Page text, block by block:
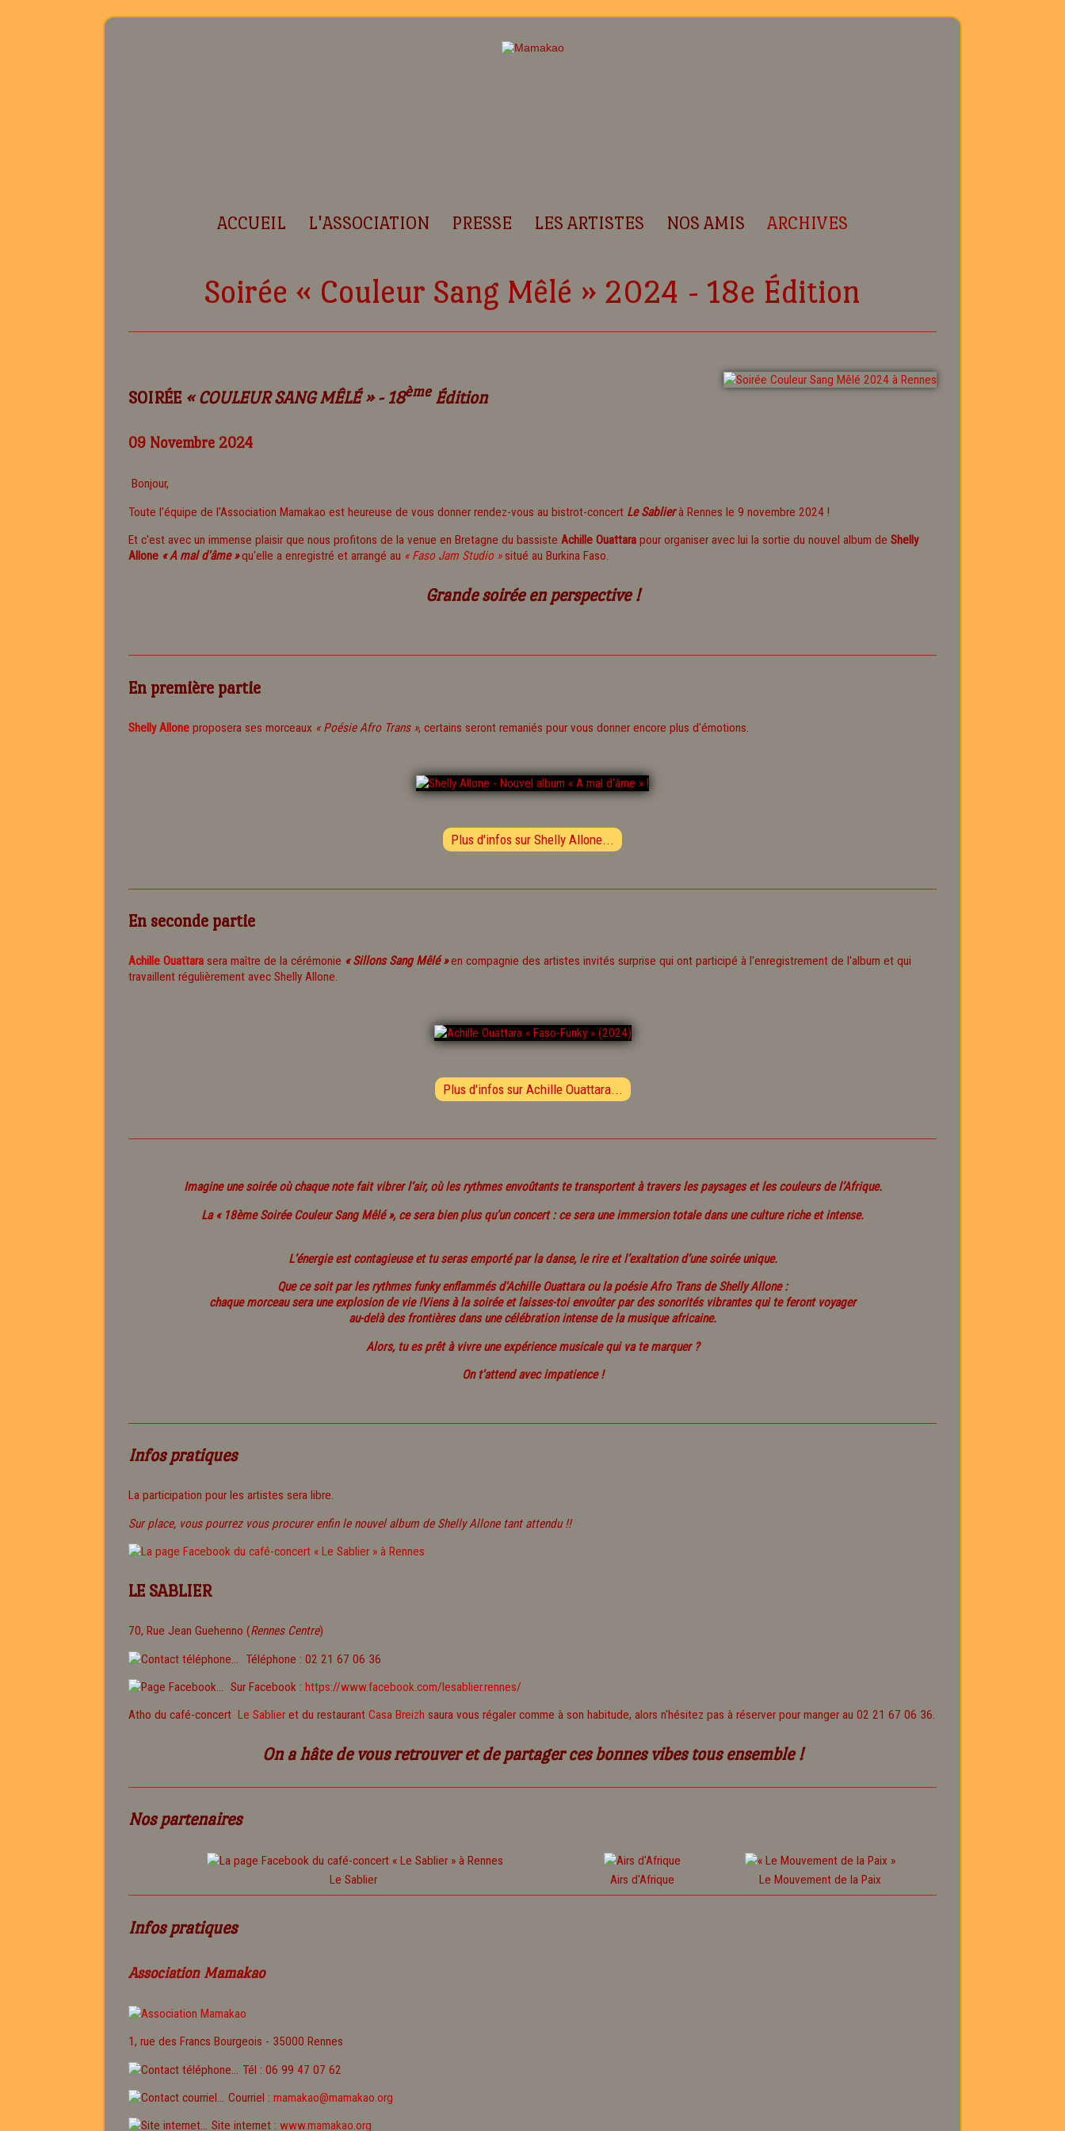
ACCUEIL L'ASSOCIATION PRESSE LES ARTISTES NOS AMIS ARCHIVES
Soirée « Couleur Sang Mêlé » 2024 - 18e Édition
SOIRÉE « COULEUR SANG MÊLÉ » - 18èmeÉdition
09 Novembre 2024
Bonjour,
Toute l'équipe de l'Association Mamakao est heureuse de vous donner rendez-vous au bistrot-concert Le Sablierà Rennes le 9 novembre 2024 !
Et c'est avec un immense plaisir que nous profitons de la venue en Bretagne du bassiste Achille Ouattara pour organiser avec lui la sortie du nouvel album de Shelly
Allone « A mal d'âme »qu'elle a enregistré et arrangé au « Faso Jam Studio »situé au Burkina Faso.
Grande soirée en perspective !
En première partie
Shelly Allone proposera ses morceaux « Poésie Afro Trans », certains seront remaniés pour vous donner encore plus d'émotions.
Plus d'infos sur Shelly Allone...
En seconde partie
Achille Ouattara sera maître de la cérémonie « Sillons Sang Mêlé »en compagnie des artistes invités surprise qui ont participé à l'enregistrement de l'album et qui
travaillent régulièrement avec Shelly Allone.
Plus d'infos sur Achille Ouattara...
Imagine une soirée où chaque note fait vibrer l’air, où les rythmes envoûtants te transportent à travers les paysages et les couleurs de l’Afrique.
La « 18ème Soirée Couleur Sang Mêlé », ce sera bien plus qu’un concert : ce sera une immersion totale dans une culture riche et intense.
L’énergie est contagieuse et tu seras emporté par la danse, le rire et l’exaltation d’une soirée unique.
Que ce soit par les rythmes funky enflammés d'Achille Ouattara ou la poésie Afro Trans de Shelly Allone :
chaque morceau sera une explosion de vie !Viens à la soirée et laisses-toi envoûter par des sonorités vibrantes qui te feront voyager
au-delà des frontières dans une célébration intense de la musique africaine.
Alors, tu es prêt à vivre une expérience musicale qui va te marquer ?
On t'attend avec impatience !
Infos pratiques
La participation pour les artistes sera libre.
Sur place, vous pourrez vous procurer enfin le nouvel album de Shelly Allone tant attendu !!
LE SABLIER
70, Rue Jean Guehenno (Rennes Centre)
Téléphone : 02 21 67 06 36
Sur Facebook : https://www.facebook.com/lesablier.rennes/
Atho du café-concert Le Sablier et du restaurant Casa Breizh saura vous régaler comme à son habitude, alors n'hésitez pas à réserver pour manger au 02 21 67 06 36.
On a hâte de vous retrouver et de partager ces bonnes vibes tous ensemble !
Nos partenaires
Le Sablier Airs d'Afrique Le Mouvement de la Paix
Infos pratiques
Association Mamakao
1, rue des Francs Bourgeois - 35000 Rennes
Tél : 06 99 47 07 62
Courriel : mamakao@mamakao.org
Site internet : www.mamakao.org